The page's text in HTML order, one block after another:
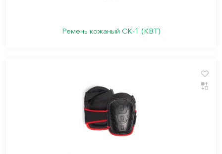
Ремень кожаный СК-1 (КВТ)